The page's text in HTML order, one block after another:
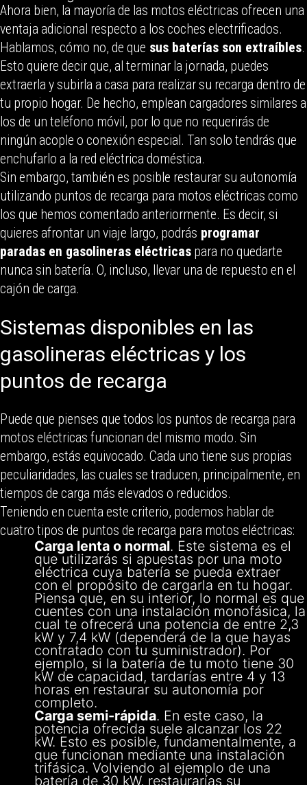
Ahora bien, la mayoría de las motos eléctricas ofrecen una
ventaja adicional respecto a los coches electrificados.
Hablamos, cómo no, de que sus baterías son extraíbles.
Esto quiere decir que, al terminar la jornada, puedes
extraerla y subirla a casa para realizar su recarga dentro de
tu propio hogar. De hecho, emplean cargadores similares a
los de un teléfono móvil, por lo que no requerirás de
ningún acople o conexión especial. Tan solo tendrás que
enchufarlo a la red eléctrica doméstica.
Sin embargo, también es posible restaurar su autonomía
utilizando puntos de recarga para motos eléctricas como
los que hemos comentado anteriormente. Es decir, si
quieres afrontar un viaje largo, podrás programar
paradas en gasolineras eléctricas para no quedarte
nunca sin batería. O, incluso, llevar una de repuesto en el
cajón de carga.
Sistemas disponibles en las
gasolineras eléctricas y los
puntos de recarga
Puede que pienses que todos los puntos de recarga para
motos eléctricas funcionan del mismo modo. Sin
embargo, estás equivocado. Cada uno tiene sus propias
peculiaridades, las cuales se traducen, principalmente, en
tiempos de carga más elevados o reducidos.
Teniendo en cuenta este criterio, podemos hablar de
cuatro tipos de puntos de recarga para motos eléctricas:
Carga lenta o normal. Este sistema es el
que utilizarás si apuestas por una moto
eléctrica cuya batería se pueda extraer
con el propósito de cargarla en tu hogar.
Piensa que, en su interior, lo normal es que
cuentes con una instalación monofásica, la
cual te ofrecerá una potencia de entre 2,3
kW y 7,4 kW (dependerá de la que hayas
contratado con tu suministrador). Por
ejemplo, si la batería de tu moto tiene 30
kW de capacidad, tardarías entre 4 y 13
horas en restaurar su autonomía por
completo.
Carga semi-rápida. En este caso, la
potencia ofrecida suele alcanzar los 22
kW. Esto es posible, fundamentalmente, a
que funcionan mediante una instalación
trifásica. Volviendo al ejemplo de una
batería de 30 kW, restaurarías su